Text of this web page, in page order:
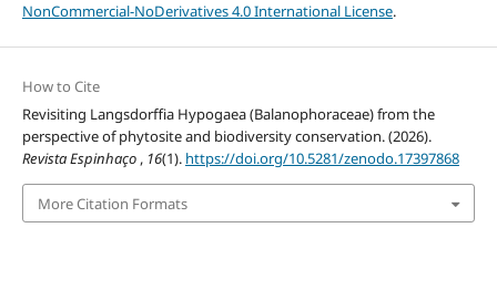
NonCommercial-NoDerivatives 4.0 International License.
How to Cite
Revisiting Langsdorffia Hypogaea (Balanophoraceae) from the
perspective of phytosite and biodiversity conservation. (2026).
Revista Espinhaço , 16(1). https://doi.org/10.5281/zenodo.17397868
More Citation Formats